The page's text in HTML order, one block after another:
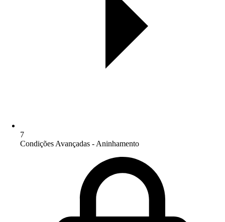
7
Condições Avançadas - Aninhamento